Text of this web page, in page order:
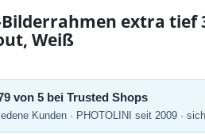
Bilderrahmen extra tief
Weiß
von 5 bei Trusted Shops
Kunden · PHOTOLINI seit 2009 ·